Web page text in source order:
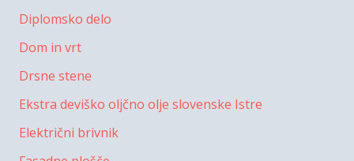
Diplomsko delo
Dom in vrt
Drsne stene
Ekstra deviško oljčno olje slovenske Istre
Električni brivnik